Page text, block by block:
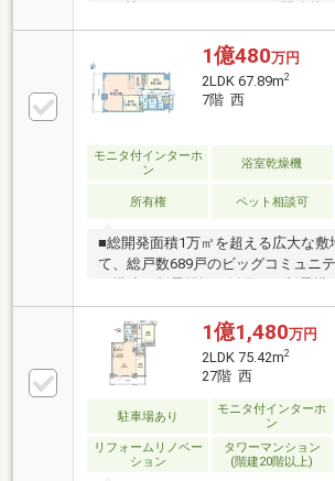
住空間◎コンシェルジュサービスな
設(ゲストルーム・パーティルーム
歩圏内の好立地で複数路線利用可
ー保証2年付き◎長谷工の24時間駆け
き【新規内装リフォーム内容（2026
規交換●システムキッチン新規交換●
規交換●洗面化粧台新規交換●トイレ
新規交換 等
1億480万円
2LDK 67.89m2
7階 西
モニタ付インターホ
ン
浴室乾燥機
所有権 ペット相談可
■総開発面積1万㎡を超える広大な敷
て、総戸数689戸のビッグコミュニ
天井構造■2024年1月～2026年4月に
施済■充実した専有設備・リビング
式床暖房設置・ディスポーザー、食
オーブン、浄水器付のキッチン ・
のオートバス■多彩な共用施設（一
カイバス、スカイラウンジ、スカイ
ーデンスイート、コミュニティテラ
ー・1F： ガーデンラウンジ、パー
ズアクアリウム、託児所
1億1,480万円
2LDK 75.42m2
27階 西
駐車場あり
モニタ付インターホ
ン
リフォームリノベー
ション
タワーマンション
(階建20階以上)